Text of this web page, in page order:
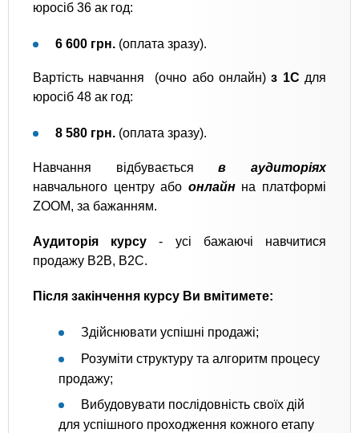
юросіб 36 ак год:
6 600 грн. (оплата зразу).
Вартість навчання (очно або онлайн)з 1С для
юросіб 48 ак год:
8 580 грн. (оплата зразу).
Навчання відбувається в аудиторіях
навчального центру або онлайнна платформі
ZOOM, за бажанням.
Аудиторія курсу - усі бажаючі навчитися
продажу B2B, B2C.
Після закінчення курсу Ви вмітимете:
Здійснювати успішні продажі;
Розуміти структуру та алгоритм процесу
продажу;
Вибудовувати послідовність своїх дій
для успішного проходження кожного етапу